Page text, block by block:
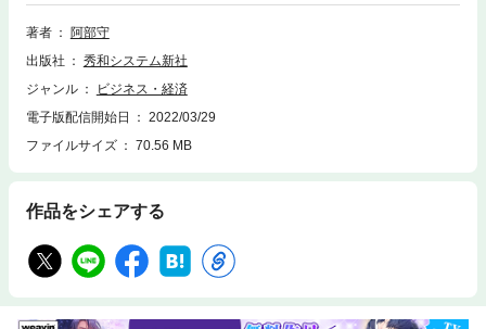
著者
阿部守
出版社
秀和システム新社
ジャンル
ビジネス・経済
電子版配信開始日
2022/03/29
ファイルサイズ
70.56 MB
作品をシェアする